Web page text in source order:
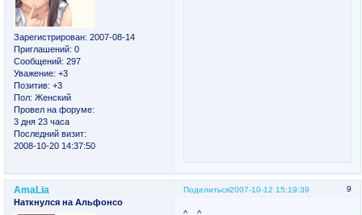
Зарегистрирован: 2007-08-14
Приглашений: 0
Сообщений: 297
Уважение: +3
Позитив: +3
Пол: Женский
Провел на форуме:
3 дня 23 часа
Последний визит:
2008-10-20 14:37:50
Поделиться 9
2007-10-12 15:19:39
AmaLia
Наткнулся на Альфонсо